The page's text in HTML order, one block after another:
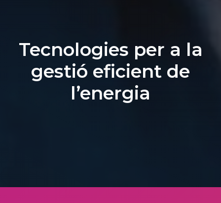
Tecnologies per a la
gestió eficient de
l’energia